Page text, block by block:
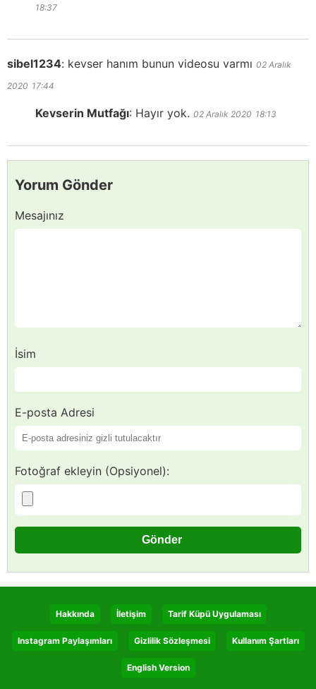
18:37
sibel1234: kevser hanım bunun videosu varmı 02 Aralık
2020 17:44
Kevserin Mutfağı: Hayır yok. 02 Aralık 2020 18:13
Yorum Gönder
Mesajınız
İsim
E-posta Adresi
Fotoğraf ekleyin (Opsiyonel):
Hakkında İletişim Tarif Küpü Uygulaması
Instagram Paylaşımları Gizlilik Sözleşmesi Kullanım Şartları
English Version